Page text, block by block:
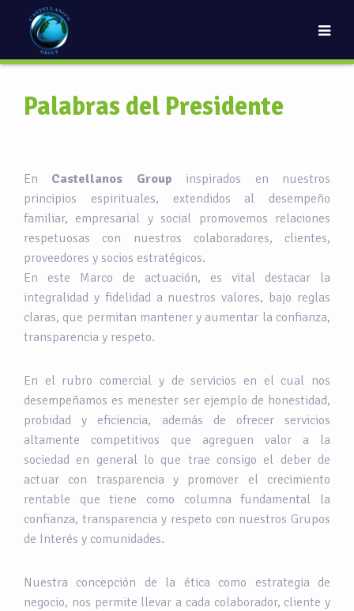
Palabras del Presidente
En Castellanos Group inspirados en nuestros
principios espirituales, extendidos al desempeño
familiar, empresarial y social promovemos relaciones
respetuosas con nuestros colaboradores, clientes,
proveedores y socios estratégicos.
En este Marco de actuación, es vital destacar la
integralidad y fidelidad a nuestros valores, bajo reglas
claras, que permitan mantener y aumentar la confianza,
transparencia y respeto.
En el rubro comercial y de servicios en el cual nos
desempeñamos es menester ser ejemplo de honestidad,
probidad y eficiencia, además de ofrecer servicios
altamente competitivos que agreguen valor a la
sociedad en general lo que trae consigo el deber de
actuar con trasparencia y promover el crecimiento
rentable que tiene como columna fundamental la
confianza, transparencia y respeto con nuestros Grupos
de Interés y comunidades.
Nuestra concepción de la ética como estrategia de
negocio, nos permite llevar a cada colaborador, cliente y